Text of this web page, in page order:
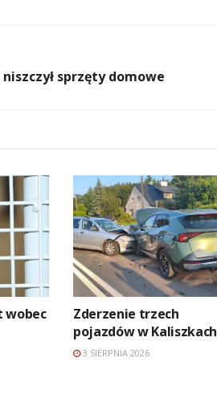
niszczył sprzęty domowe
wobec
Zderzenie trzech
pojazdów w Kaliszkach
3 SIERPNIA 2026